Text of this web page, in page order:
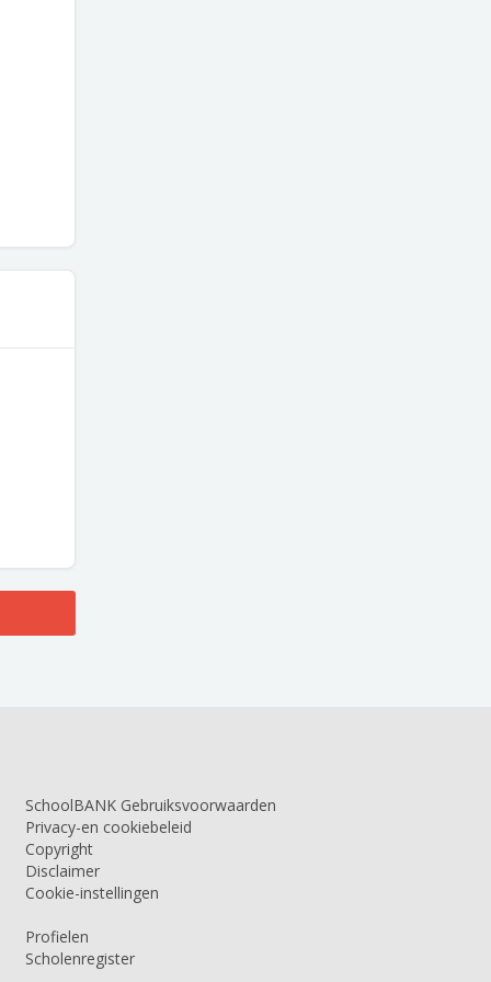
SchoolBANK Gebruiksvoorwaarden
Privacy-en cookiebeleid
Copyright
Disclaimer
Cookie-instellingen
Profielen
Scholenregister